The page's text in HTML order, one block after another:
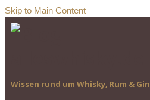
Skip to Main Content
Wissen rund um Whisky, Rum & Gin